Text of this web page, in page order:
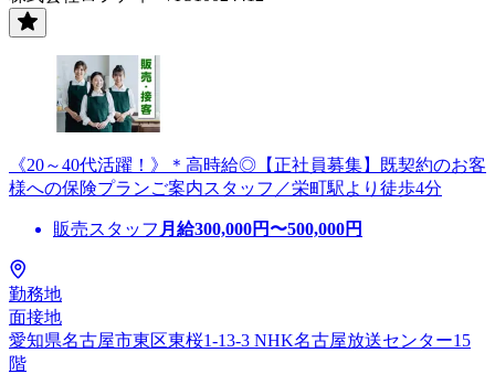
《20～40代活躍！》＊高時給◎【正社員募集】既契約のお客
様への保険プランご案内スタッフ／栄町駅より徒歩4分
販売スタッフ 月給300,000円〜500,000円
勤務地
面接地
愛知県名古屋市東区東桜1-13-3 NHK名古屋放送センター15
階